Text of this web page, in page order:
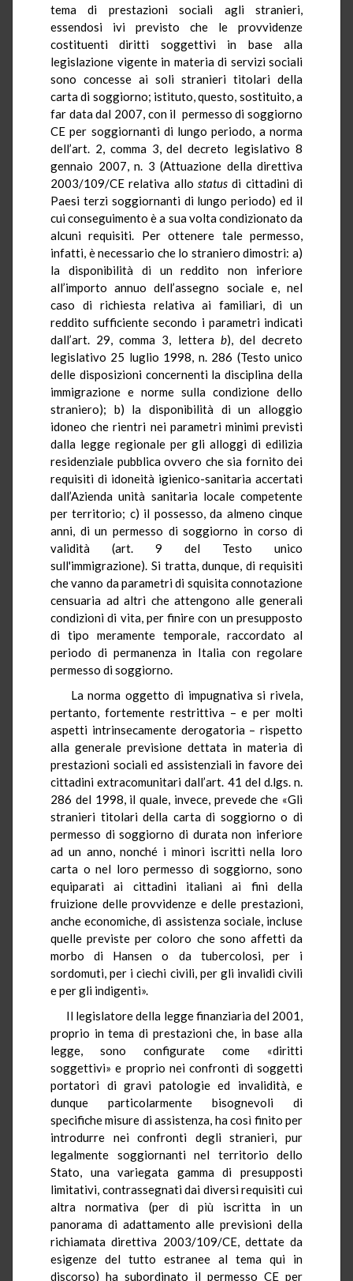
tema di prestazioni sociali agli stranieri,
essendosi ivi previsto che le provvidenze
costituenti diritti soggettivi in base alla
legislazione vigente in materia di servizi sociali
sono concesse ai soli stranieri titolari della
carta di soggiorno; istituto, questo, sostituito, a
far data dal 2007, con il permesso di soggiorno
CE per soggiornanti di lungo periodo, a norma
dell’art. 2, comma 3, del decreto legislativo 8
gennaio 2007, n. 3 (Attuazione della direttiva
2003/109/CE relativa allo status di cittadini di
Paesi terzi soggiornanti di lungo periodo) ed il
cui conseguimento è a sua volta condizionato da
alcuni requisiti. Per ottenere tale permesso,
infatti, è necessario che lo straniero dimostri: a)
la disponibilità di un reddito non inferiore
all’importo annuo dell’assegno sociale e, nel
caso di richiesta relativa ai familiari, di un
reddito sufficiente secondo i parametri indicati
dall’art. 29, comma 3, lettera b), del decreto
legislativo 25 luglio 1998, n. 286 (Testo unico
delle disposizioni concernenti la disciplina della
immigrazione e norme sulla condizione dello
straniero); b) la disponibilità di un alloggio
idoneo che rientri nei parametri minimi previsti
dalla legge regionale per gli alloggi di edilizia
residenziale pubblica ovvero che sia fornito dei
requisiti di idoneità igienico-sanitaria accertati
dall’Azienda unità sanitaria locale competente
per territorio; c) il possesso, da almeno cinque
anni, di un permesso di soggiorno in corso di
validità (art. 9 del Testo unico
sull'immigrazione). Si tratta, dunque, di requisiti
che vanno da parametri di squisita connotazione
censuaria ad altri che attengono alle generali
condizioni di vita, per finire con un presupposto
di tipo meramente temporale, raccordato al
periodo di permanenza in Italia con regolare
permesso di soggiorno.
La norma oggetto di impugnativa si rivela,
pertanto, fortemente restrittiva – e per molti
aspetti intrinsecamente derogatoria – rispetto
alla generale previsione dettata in materia di
prestazioni sociali ed assistenziali in favore dei
cittadini extracomunitari dall’art. 41 del d.lgs. n.
286 del 1998, il quale, invece, prevede che «Gli
stranieri titolari della carta di soggiorno o di
permesso di soggiorno di durata non inferiore
ad un anno, nonché i minori iscritti nella loro
carta o nel loro permesso di soggiorno, sono
equiparati ai cittadini italiani ai fini della
fruizione delle provvidenze e delle prestazioni,
anche economiche, di assistenza sociale, incluse
quelle previste per coloro che sono affetti da
morbo di Hansen o da tubercolosi, per i
sordomuti, per i ciechi civili, per gli invalidi civili
e per gli indigenti».
Il legislatore della legge finanziaria del 2001,
proprio in tema di prestazioni che, in base alla
legge, sono configurate come «diritti
soggettivi» e proprio nei confronti di soggetti
portatori di gravi patologie ed invalidità, e
dunque particolarmente bisognevoli di
specifiche misure di assistenza, ha così finito per
introdurre nei confronti degli stranieri, pur
legalmente soggiornanti nel territorio dello
Stato, una variegata gamma di presupposti
limitativi, contrassegnati dai diversi requisiti cui
altra normativa (per di più iscritta in un
panorama di adattamento alle previsioni della
richiamata direttiva 2003/109/CE, dettate da
esigenze del tutto estranee al tema qui in
discorso) ha subordinato il permesso CE per